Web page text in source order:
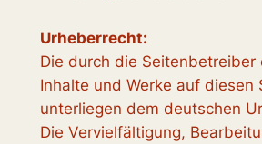
Urheberrecht:
Die durch die Seitenbetreiber
Inhalte und Werke auf diesen
unterliegen dem deutschen
Die Vervielfältigung,